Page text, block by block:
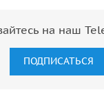
на наш
ПОДПИСАТЬСЯ